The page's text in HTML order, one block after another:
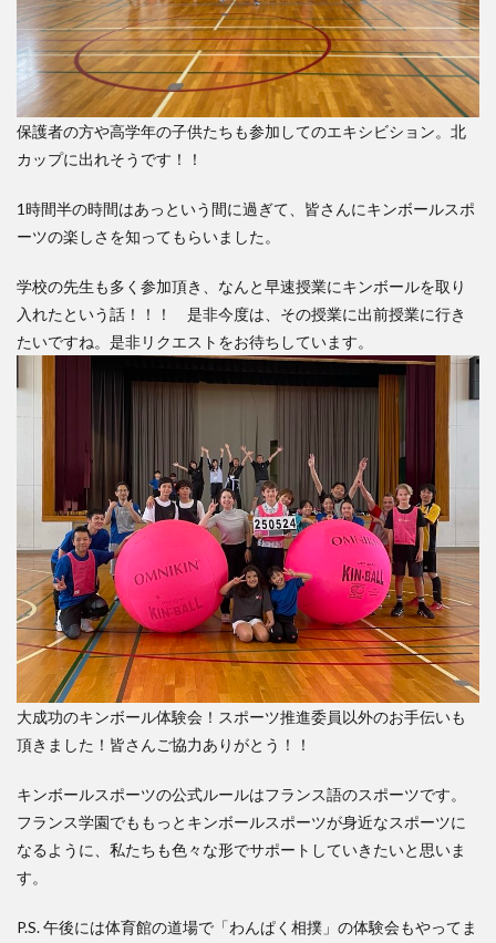
保護者の方や高学年の子供たちも参加してのエキシビション。北
カップに出れそうです！！
1時間半の時間はあっという間に過ぎて、皆さんにキンボールスポ
ーツの楽しさを知ってもらいました。
学校の先生も多く参加頂き、なんと早速授業にキンボールを取り
入れたという話！！！ 是非今度は、その授業に出前授業に行き
たいですね。是非リクエストをお待ちしています。
大成功のキンボール体験会！スポーツ推進委員以外のお手伝いも
頂きました！皆さんご協力ありがとう！！
キンボールスポーツの公式ルールはフランス語のスポーツです。
フランス学園でももっとキンボールスポーツが身近なスポーツに
なるように、私たちも色々な形でサポートしていきたいと思いま
す。
P.S. 午後には体育館の道場で「わんぱく相撲」の体験会もやってま